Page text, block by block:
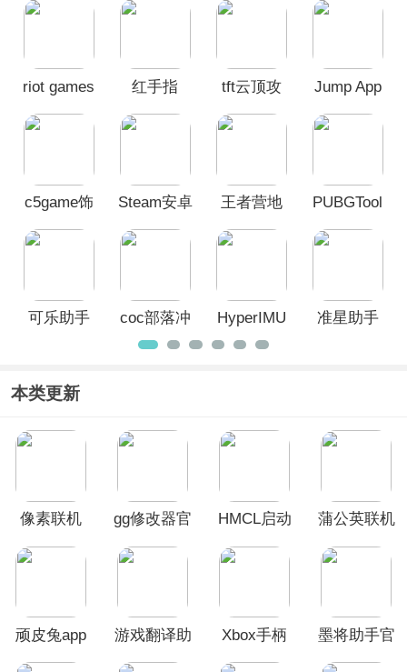
大家整理的
手机游戏辅助软件大全
，里
app，如有需要的玩家可自行下载使
用。
riot games
app官方版
红手指
tft云顶攻
Jump App
c5game饰
Steam安卓
王者营地
PUBGTool
可乐助手
coc部落冲
突助手官
HyperIMU
准星助手
本类更新
像素联机
gg修改器官
HMCL启动
蒲公英联机
顽皮兔app
游戏翻译助
Xbox手柄
墨将助手官